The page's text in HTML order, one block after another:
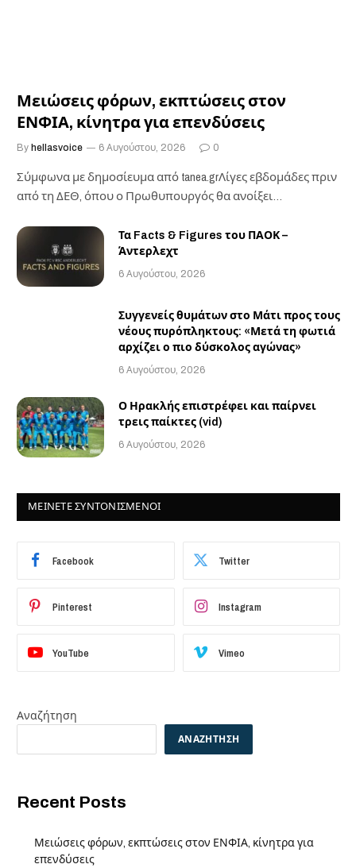
Μειώσεις φόρων, εκπτώσεις στον
ΕΝΦΙΑ, κίνητρα για επενδύσεις
By hellasvoice 6 Αυγούστου, 2026 0
Σύμφωνα με δημοσίευμα από tanea.grΛίγες εβδομάδες πριν
από τη ΔΕΘ, όπου ο Πρωθυπουργός θα ανοίξει…
Τα Facts & Figures του ΠΑΟΚ –
Άντερλεχτ
6 Αυγούστου, 2026
Συγγενείς θυμάτων στο Μάτι προς τους
νέους πυρόπληκτους: «Μετά τη φωτιά
αρχίζει ο πιο δύσκολος αγώνας»
6 Αυγούστου, 2026
Ο Ηρακλής επιστρέφει και παίρνει
τρεις παίκτες (vid)
6 Αυγούστου, 2026
ΜΕΙΝΕΤΕ ΣΥΝΤΟΝΙΣΜΕΝΟΙ
Facebook Twitter
Pinterest Instagram
YouTube Vimeo
Αναζήτηση
ΑΝΑΖΉΤΗΣΗ
Recent Posts
Μειώσεις φόρων, εκπτώσεις στον ΕΝΦΙΑ, κίνητρα για
επενδύσεις